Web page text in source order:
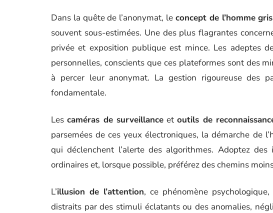
Dans la quête de l’anonymat, le concept de l’homme gris
souvent sous-estimées. Une des plus flagrantes
privée et exposition publique est mince. Les adeptes
personnelles, conscients que ces plateformes sont des
à percer leur anonymat. La gestion rigoureuse des
fondamentale.
Lescaméras de surveillanceetoutils de
parsemées de ces yeux électroniques, la démarche de
qui déclenchent l’alerte des algorithmes. Adoptez
ordinaires et, lorsque possible, préférez des chemins
L’illusion de l’attention, ce phénomène
distraits par des stimuli éclatants ou des anomalies,